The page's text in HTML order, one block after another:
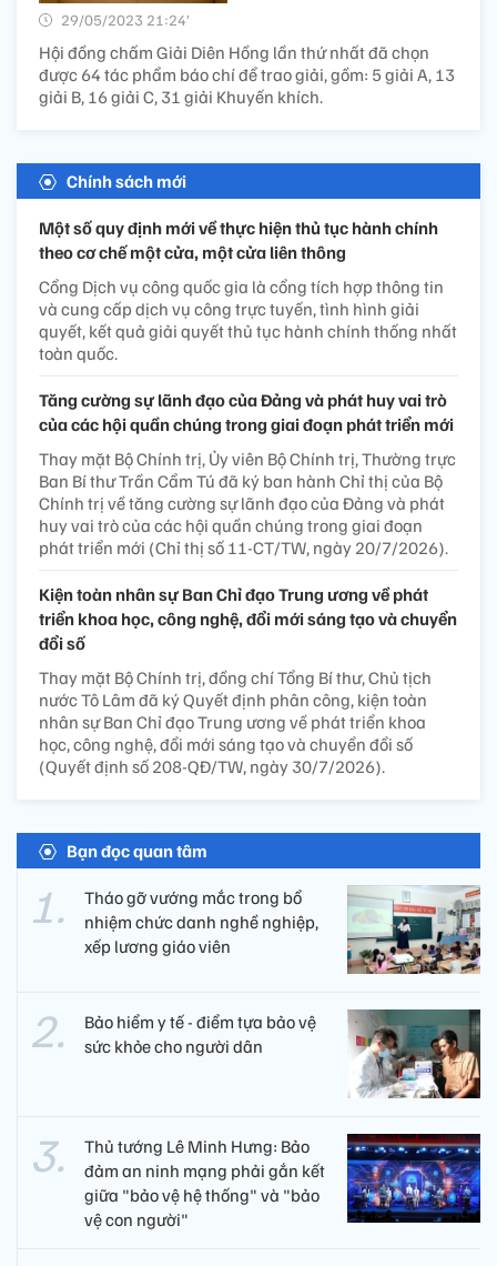
29/05/2023 21:24’
Hội đồng chấm Giải Diên Hồng lần thứ nhất đã chọn
được 64 tác phẩm báo chí để trao giải, gồm: 5 giải A, 13
giải B, 16 giải C, 31 giải Khuyến khích.
Chính sách mới
Một số quy định mới về thực hiện thủ tục hành chính
theo cơ chế một cửa, một cửa liên thông
Cổng Dịch vụ công quốc gia là cổng tích hợp thông tin
và cung cấp dịch vụ công trực tuyến, tình hình giải
quyết, kết quả giải quyết thủ tục hành chính thống nhất
toàn quốc.
Tăng cường sự lãnh đạo của Đảng và phát huy vai trò
của các hội quần chúng trong giai đoạn phát triển mới
Thay mặt Bộ Chính trị, Ủy viên Bộ Chính trị, Thường trực
Ban Bí thư Trần Cẩm Tú đã ký ban hành Chỉ thị của Bộ
Chính trị về tăng cường sự lãnh đạo của Đảng và phát
huy vai trò của các hội quần chúng trong giai đoạn
phát triển mới (Chỉ thị số 11-CT/TW, ngày 20/7/2026).
Kiện toàn nhân sự Ban Chỉ đạo Trung ương về phát
triển khoa học, công nghệ, đổi mới sáng tạo và chuyển
đổi số
Thay mặt Bộ Chính trị, đồng chí Tổng Bí thư, Chủ tịch
nước Tô Lâm đã ký Quyết định phân công, kiện toàn
nhân sự Ban Chỉ đạo Trung ương về phát triển khoa
học, công nghệ, đổi mới sáng tạo và chuyển đổi số
(Quyết định số 208-QĐ/TW, ngày 30/7/2026).
Bạn đọc quan tâm
Tháo gỡ vướng mắc trong bổ
nhiệm chức danh nghề nghiệp,
xếp lương giáo viên
Bảo hiểm y tế - điểm tựa bảo vệ
sức khỏe cho người dân
Thủ tướng Lê Minh Hưng: Bảo
đảm an ninh mạng phải gắn kết
giữa "bảo vệ hệ thống" và "bảo
vệ con người"